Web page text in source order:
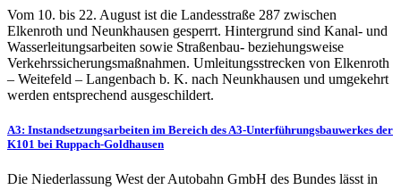
Vom 10. bis 22. August ist die Landesstraße 287 zwischen
Elkenroth und Neunkhausen gesperrt. Hintergrund sind Kanal- und
Wasserleitungsarbeiten sowie Straßenbau- beziehungsweise
Verkehrssicherungsmaßnahmen. Umleitungsstrecken von Elkenroth
– Weitefeld – Langenbach b. K. nach Neunkhausen und umgekehrt
werden entsprechend ausgeschildert.
A3: Instandsetzungsarbeiten im Bereich des A3-Unterführungsbauwerkes der
K101 bei Ruppach-Goldhausen
Die Niederlassung West der Autobahn GmbH des Bundes lässt in